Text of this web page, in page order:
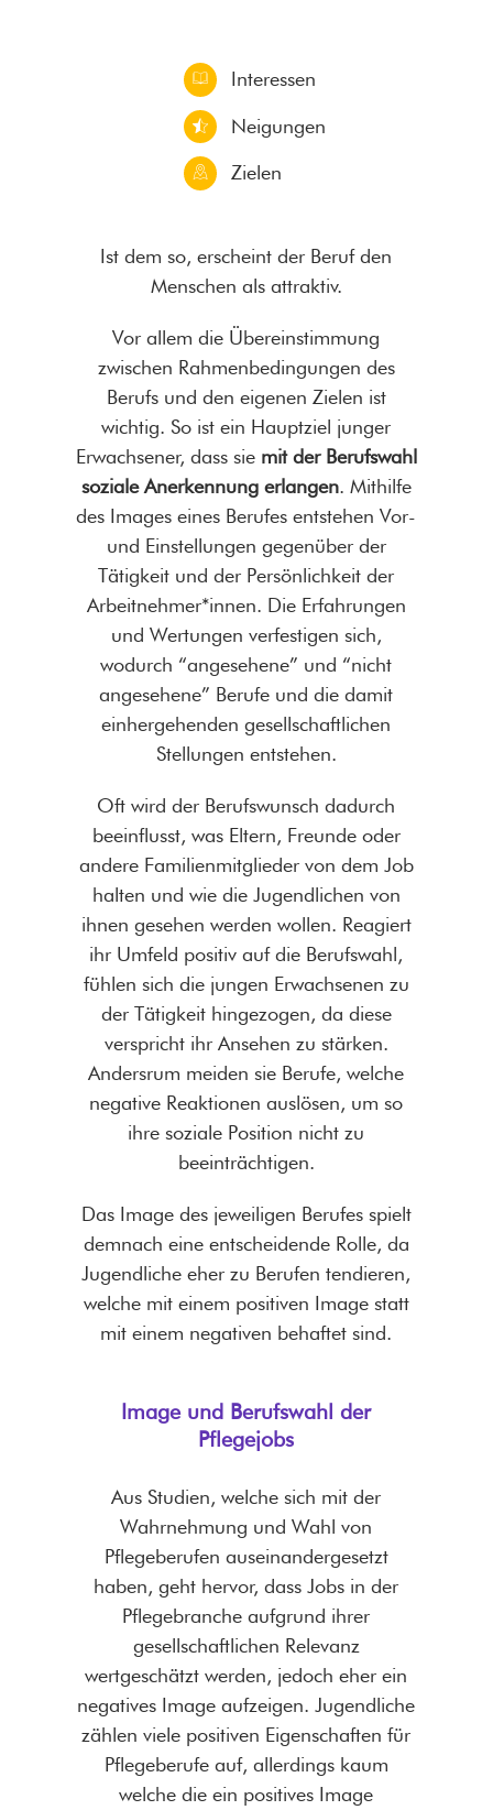
Interessen
Neigungen
Zielen
Ist dem so, erscheint der Beruf den
Menschen als attraktiv.
Vor allem die Übereinstimmung
zwischen Rahmenbedingungen des
Berufs und den eigenen Zielen ist
wichtig. So ist ein Hauptziel junger
Erwachsener, dass sie mit der Berufswahl
soziale Anerkennung erlangen. Mithilfe
des Images eines Berufes entstehen Vor-
und Einstellungen gegenüber der
Tätigkeit und der Persönlichkeit der
Arbeitnehmer*innen. Die Erfahrungen
und Wertungen verfestigen sich,
wodurch “angesehene” und “nicht
angesehene” Berufe und die damit
einhergehenden gesellschaftlichen
Stellungen entstehen.
Oft wird der Berufswunsch dadurch
beeinflusst, was Eltern, Freunde oder
andere Familienmitglieder von dem Job
halten und wie die Jugendlichen von
ihnen gesehen werden wollen. Reagiert
ihr Umfeld positiv auf die Berufswahl,
fühlen sich die jungen Erwachsenen zu
der Tätigkeit hingezogen, da diese
verspricht ihr Ansehen zu stärken.
Andersrum meiden sie Berufe, welche
negative Reaktionen auslösen, um so
ihre soziale Position nicht zu
beeinträchtigen.
Das Image des jeweiligen Berufes spielt
demnach eine entscheidende Rolle, da
Jugendliche eher zu Berufen tendieren,
welche mit einem positiven Image statt
mit einem negativen behaftet sind.
Image und Berufswahl der
Pflegejobs
Aus Studien, welche sich mit der
Wahrnehmung und Wahl von
Pflegeberufen auseinandergesetzt
haben, geht hervor, dass Jobs in der
Pflegebranche aufgrund ihrer
gesellschaftlichen Relevanz
wertgeschätzt werden, jedoch eher ein
negatives Image aufzeigen. Jugendliche
zählen viele positiven Eigenschaften für
Pflegeberufe auf, allerdings kaum
welche die ein positives Image